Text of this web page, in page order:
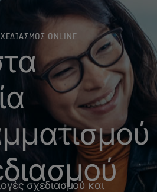
ONLINE
σχεδιασμού και